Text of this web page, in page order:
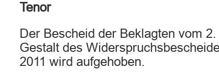
Tenor
Der Bescheid der Beklagten vom
Gestalt des
2011 wird aufgehoben.